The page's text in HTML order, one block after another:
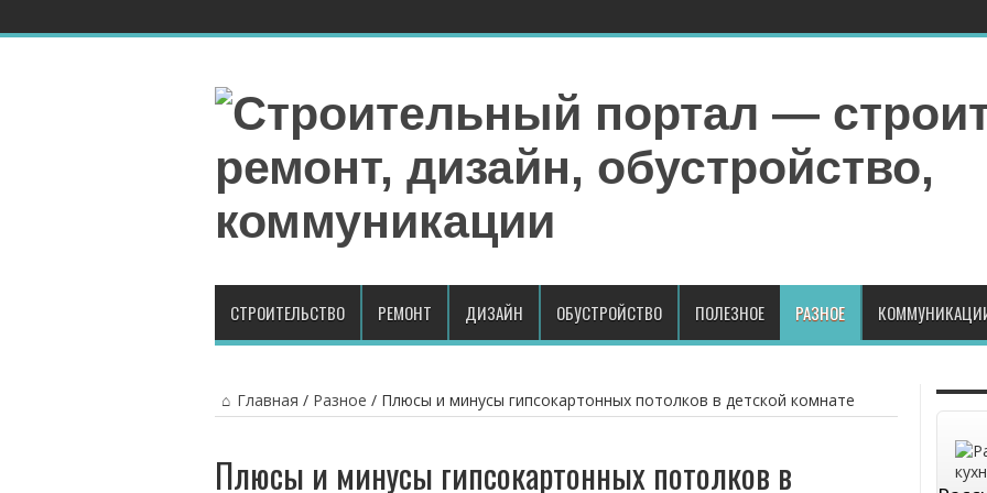
СТРОИТЕЛЬСТВО РЕМОНТ ДИЗАЙН ОБУСТРОЙСТВО ПОЛЕЗНОЕ РАЗНОЕ
Главная / Разное / Плюсы и минусы гипсокартонных потолков в детской комнате
Плюсы и минусы гипсокартонных потолков в